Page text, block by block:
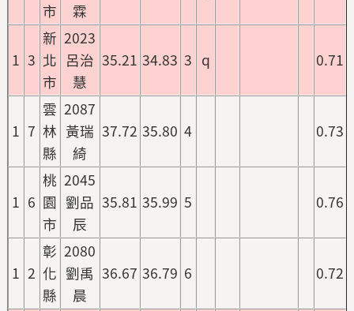
市
霖
1 3
新
北
市
2023
呂治
慧
35.21 34.83 3 q 0.71
1 7
雲
林
縣
2087
黃瑞
綺
37.72 35.80 4 0.73
1 6
桃
園
市
2045
劉品
辰
35.81 35.99 5 0.76
1 2
彰
化
縣
2080
劉禹
晨
36.67 36.79 6 0.72